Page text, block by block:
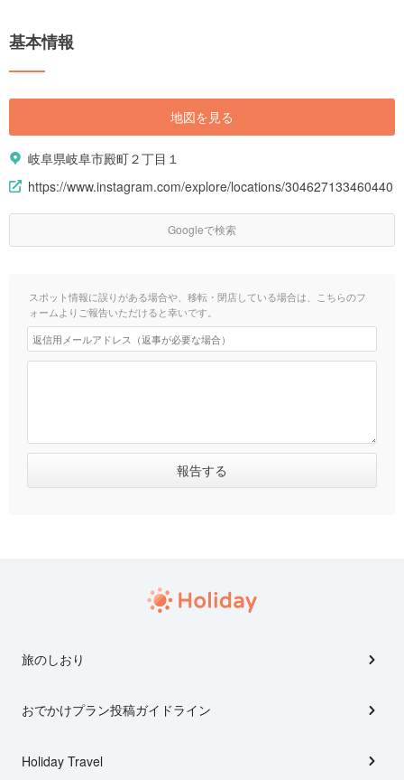
基本情報
地図を見る
岐阜県岐阜市殿町２丁目１
https://www.instagram.com/explore/locations/304627133460440
Googleで検索
スポット情報に誤りがある場合や、移転・閉店している場合は、こちらのフ
ォームよりご報告いただけると幸いです。
旅のしおり
おでかけプラン投稿ガイドライン
Holiday Travel